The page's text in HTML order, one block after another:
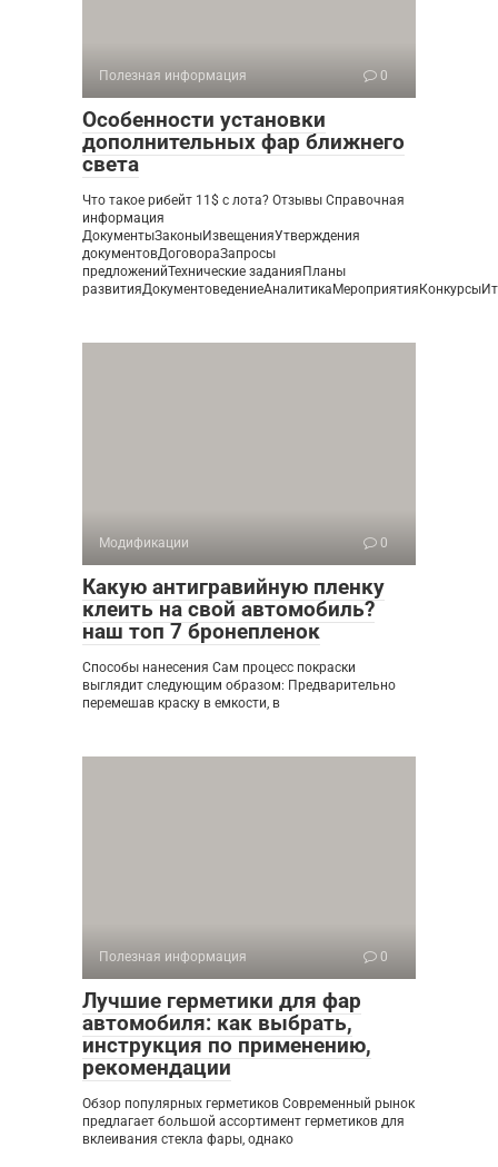
Полезная информация 0
Особенности установки
дополнительных фар ближнего
света
Что такое рибейт 11$ с лота? Отзывы Справочная
информация
ДокументыЗаконыИзвещенияУтверждения
документовДоговораЗапросы
предложенийТехнические заданияПланы
Модификации 0
Какую антигравийную пленку
клеить на свой автомобиль?
наш топ 7 бронепленок
Способы нанесения Сам процесс покраски
выглядит следующим образом: Предварительно
перемешав краску в емкости, в
Полезная информация 0
Лучшие герметики для фар
автомобиля: как выбрать,
инструкция по применению,
рекомендации
Обзор популярных герметиков Современный рынок
предлагает большой ассортимент герметиков для
вклеивания стекла фары, однако